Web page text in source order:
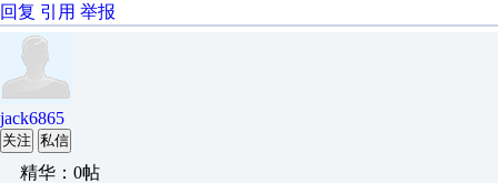
回复 引用 举报
jack6865
关注 私信
精华：0帖